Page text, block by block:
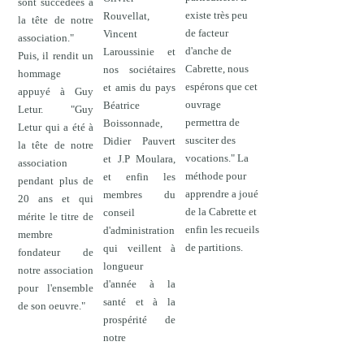
la tête de notre
association."
Puis, il rendit un
hommage
appuyé à Guy
Letur. "Guy
Letur qui a été à
la tête de notre
association
pendant plus de
20 ans et qui
mérite le titre de
membre
fondateur de
notre association
pour l'ensemble
de son oeuvre."
Rouvellat,
Vincent
Laroussinie et
nos sociétaires
et amis du pays
Béatrice
Boissonnade,
Didier Pauvert
et J.P Moulara,
et enfin les
membres du
conseil
d'administration
qui veillent à
longueur
d'année à la
santé et à la
prospérité de
notre
existe très peu
de facteur
d'anche de
Cabrette, nous
espérons que cet
ouvrage
permettra de
susciter des
vocations." La
méthode pour
apprendre a joué
de la Cabrette et
enfin les recueils
de partitions.